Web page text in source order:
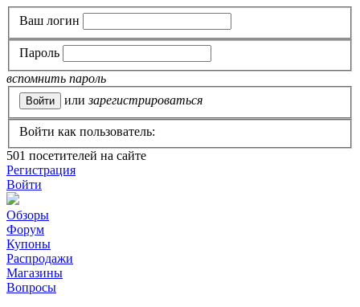
Ваш логин
Пароль
вспомнить пароль
или зарегистрироваться
Войти как пользователь:
501 посетителей на сайте
Регистрация
Войти
Обзоры
Форум
Купоны
Распродажи
Магазины
Вопросы